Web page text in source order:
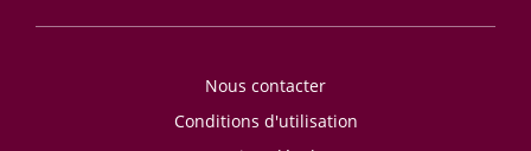
Nous contacter
Conditions d'utilisation